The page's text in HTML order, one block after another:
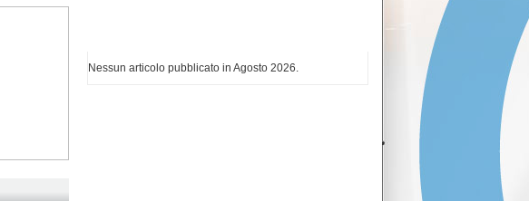
Nessun articolo pubblicato in Agosto 2026.